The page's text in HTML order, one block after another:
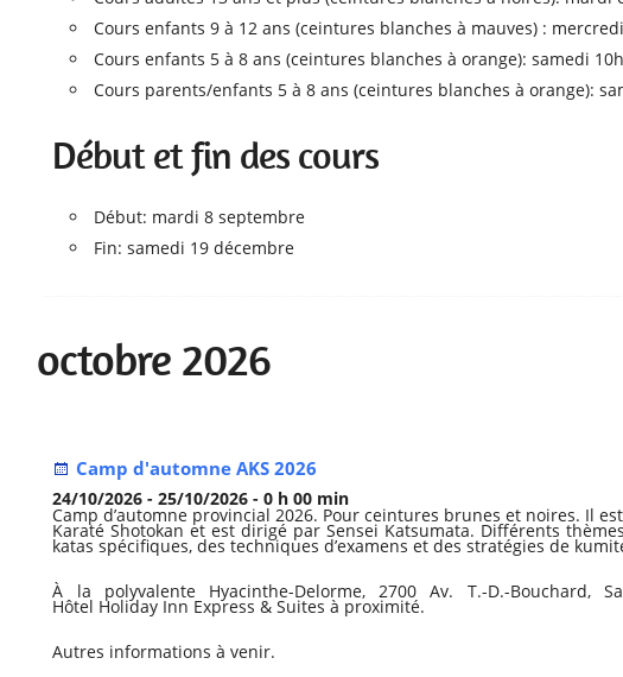
Cours enfants 9 à 12 ans (ceintures blanches à mauves) :
Cours enfants 5 à 8 ans (ceintures blanches à orange): samedi
Cours parents/enfants 5 à 8 ans (ceintures blanches à orange):
Début et fin des cours
Début: mardi 8 septembre
Fin: samedi 19 décembre
octobre 2026
Camp d'automne AKS 2026
24/10/2026 - 25/10/2026 - 0 h 00 min
Camp d’automne provincial 2026. Pour ceintures brunes et noires. Il
Karaté Shotokan et est dirigé par Sensei Katsumata. Différents
katas spécifiques, des techniques d’examens et des stratégies de
À la polyvalente Hyacinthe-Delorme, 2700 Av. T.-D.-Bouchard,
Hôtel Holiday Inn Express & Suites à proximité.
Autres informations à venir.